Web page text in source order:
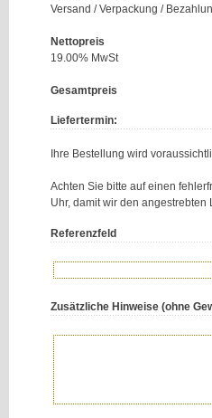
Versand / Verpackung /
Nettopreis
19.00% MwSt
Gesamtpreis
Liefertermin:
Ihre Bestellung wird
Achten Sie bitte auf einen
Uhr, damit wir den
Referenzfeld
Zusätzliche Hinweise (ohne